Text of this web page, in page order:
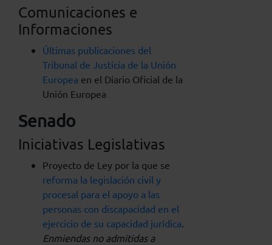
Comunicaciones e
Informaciones
Últimas publicaciones del
Tribunal de Justicia de la Unión
Europea en el Diario Oficial de la
Unión Europea
Senado
Iniciativas Legislativas
Proyecto de Ley por la que se
reforma la legislación civil y
procesal para el apoyo a las
personas con discapacidad en el
ejercicio de su capacidad jurídica.
Enmiendas no admitidas a